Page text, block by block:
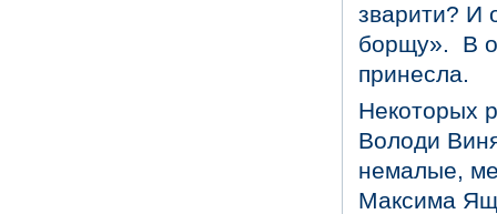
зварити? И
борщу». В
принесла.
Некоторых
Володи
немалые,
Максима